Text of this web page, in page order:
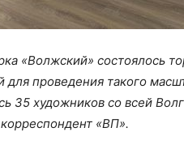
«Волжский» состоялось
проведения такого
35 художников со всей
«ВП».